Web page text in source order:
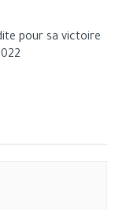
pour sa victoire